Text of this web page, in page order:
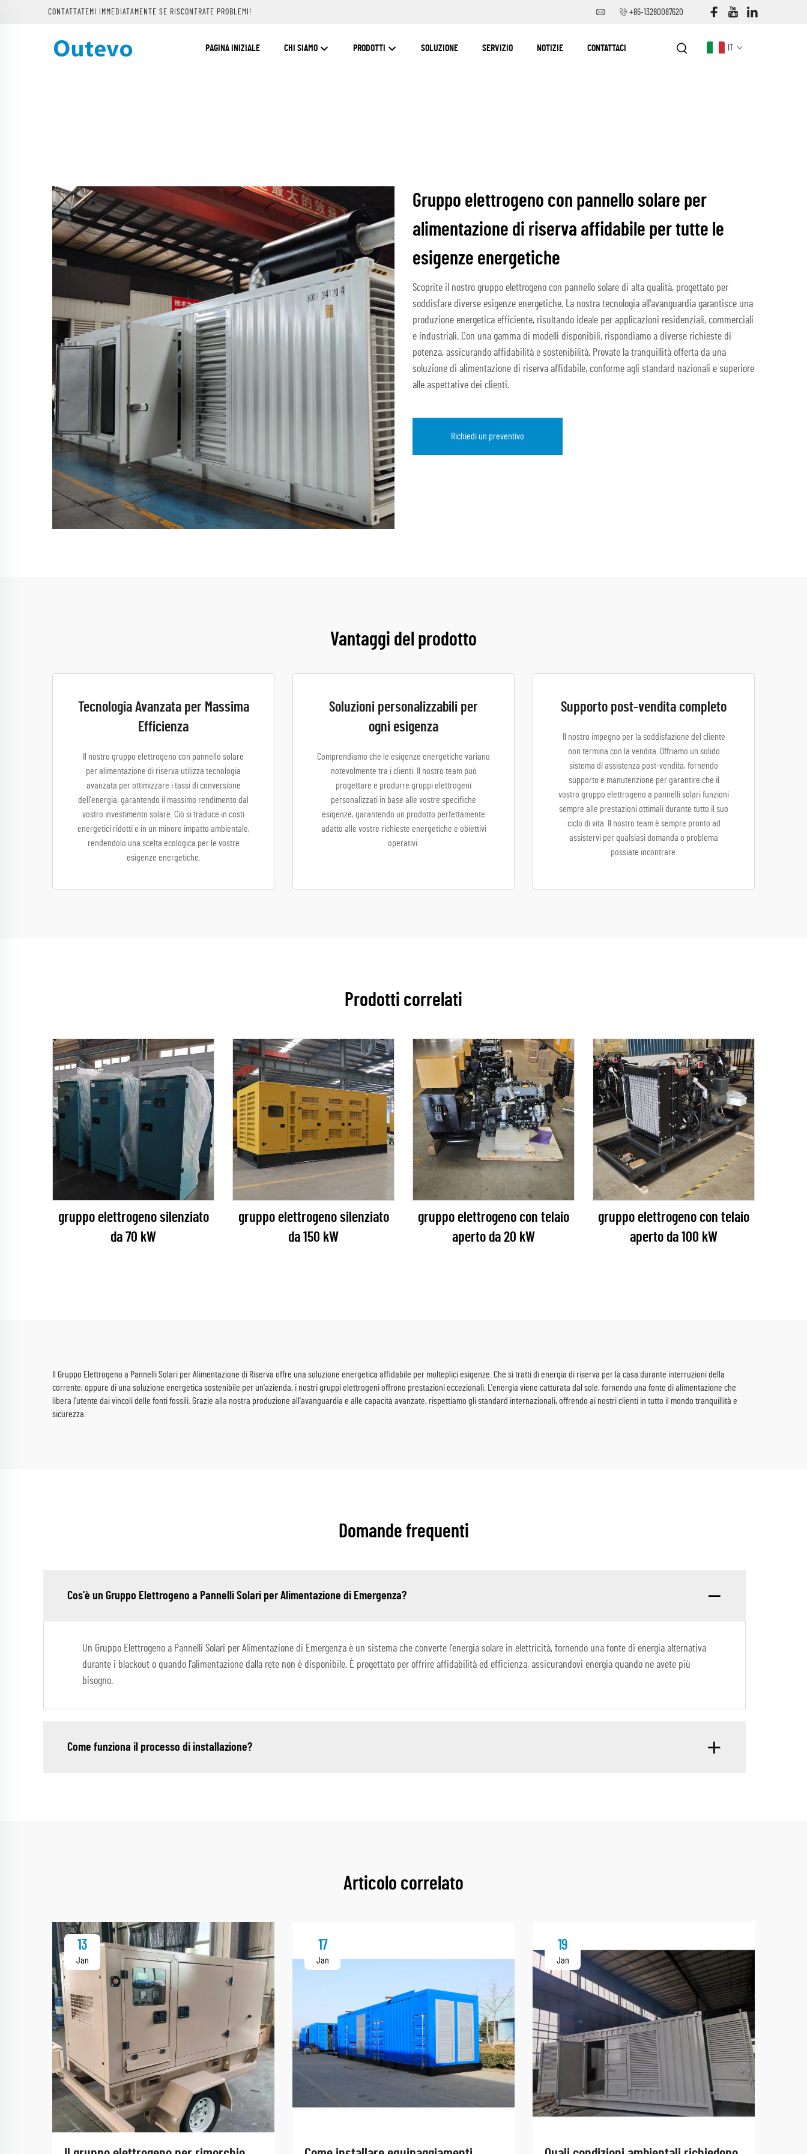
CONTATTATEMI IMMEDIATAMENTE SE RISCONTRATE PROBLEMI! +86-13280087620
PAGINA INIZIALE CHI SIAMO PRODOTTI SOLUZIONE SERVIZIO NOTIZIE CONTATTACI
Gruppo elettrogeno con pannello solare per
alimentazione di riserva affidabile per tutte le
esigenze energetiche
Scoprite il nostro gruppo elettrogeno con pannello solare di alta qualità, progettato per
soddisfare diverse esigenze energetiche. La nostra tecnologia all'avanguardia garantisce una
produzione energetica efficiente, risultando ideale per applicazioni residenziali, commerciali
e industriali. Con una gamma di modelli disponibili, rispondiamo a diverse richieste di
potenza, assicurando affidabilità e sostenibilità. Provate la tranquillità offerta da una
soluzione di alimentazione di riserva affidabile, conforme agli standard nazionali e superiore
alle aspettative dei clienti.
Richiedi un preventivo
Vantaggi del prodotto
Tecnologia Avanzata per Massima
Efficienza
Il nostro gruppo elettrogeno con pannello solare
per alimentazione di riserva utilizza tecnologia
avanzata per ottimizzare i tassi di conversione
dell'energia, garantendo il massimo rendimento dal
vostro investimento solare. Ciò si traduce in costi
energetici ridotti e in un minore impatto ambientale,
rendendolo una scelta ecologica per le vostre
esigenze energetiche.
Soluzioni personalizzabili per
ogni esigenza
Comprendiamo che le esigenze energetiche variano
notevolmente tra i clienti. Il nostro team può
progettare e produrre gruppi elettrogeni
personalizzati in base alle vostre specifiche
esigenze, garantendo un prodotto perfettamente
adatto alle vostre richieste energetiche e obiettivi
operativi.
Supporto post-vendita completo
Il nostro impegno per la soddisfazione del cliente
non termina con la vendita. Offriamo un solido
sistema di assistenza post-vendita, fornendo
supporto e manutenzione per garantire che il
vostro gruppo elettrogeno a pannelli solari funzioni
sempre alle prestazioni ottimali durante tutto il suo
ciclo di vita. Il nostro team è sempre pronto ad
assistervi per qualsiasi domanda o problema
possiate incontrare.
Prodotti correlati
gruppo elettrogeno silenziato
da 70 kW
gruppo elettrogeno silenziato
da 150 kW
gruppo elettrogeno con telaio
aperto da 20 kW
gruppo elettrogeno con telaio
aperto da 100 kW
Il Gruppo Elettrogeno a Pannelli Solari per Alimentazione di Riserva offre una soluzione energetica affidabile per molteplici esigenze. Che si tratti di energia di riserva per la casa durante interruzioni della
corrente, oppure di una soluzione energetica sostenibile per un'azienda, i nostri gruppi elettrogeni offrono prestazioni eccezionali. L'energia viene catturata dal sole, fornendo una fonte di alimentazione che
libera l'utente dai vincoli delle fonti fossili. Grazie alla nostra produzione all'avanguardia e alle capacità avanzate, rispettiamo gli standard internazionali, offrendo ai nostri clienti in tutto il mondo tranquillità e
sicurezza.
Domande frequenti
Cos'è un Gruppo Elettrogeno a Pannelli Solari per Alimentazione di Emergenza?
Un Gruppo Elettrogeno a Pannelli Solari per Alimentazione di Emergenza è un sistema che converte l'energia solare in elettricità, fornendo una fonte di energia alternativa
durante i blackout o quando l'alimentazione dalla rete non è disponibile. È progettato per offrire affidabilità ed efficienza, assicurandovi energia quando ne avete più
bisogno.
Come funziona il processo di installazione?
Articolo correlato
13
Jan
17
Jan
19
Jan